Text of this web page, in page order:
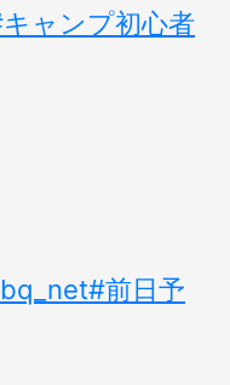
ャンプ初心者
#前日予